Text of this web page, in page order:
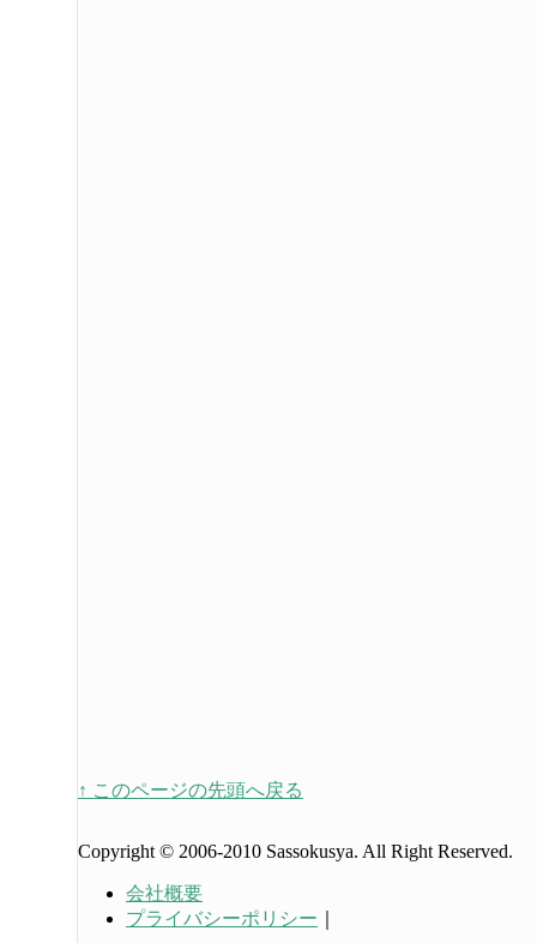
↑ このページの先頭へ戻る
Copyright © 2006-2010 Sassokusya. All Right Reserved.
会社概要
プライバシーポリシー